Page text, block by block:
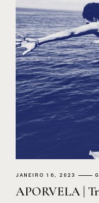
JANEIRO 16, 2023
APORVELA |